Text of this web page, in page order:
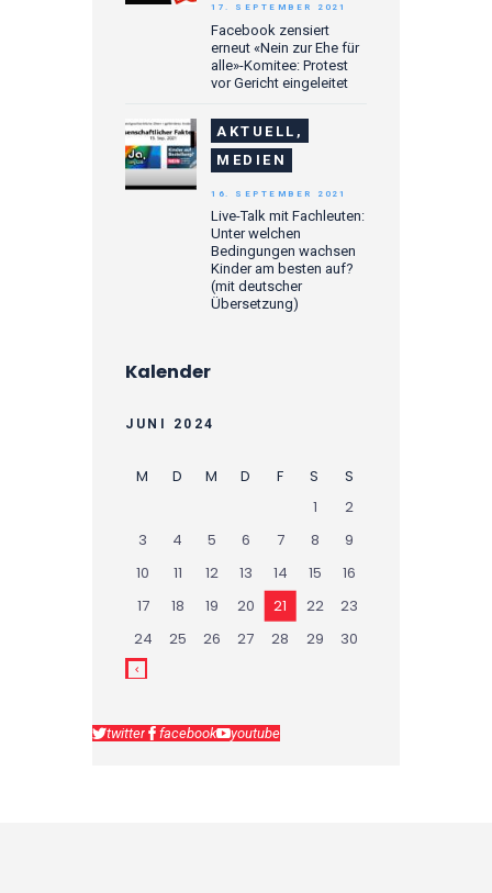
Facebook zensiert
erneut «Nein zur Ehe für
alle»-Komitee: Protest
vor Gericht eingeleitet
17. SEPTEMBER 2021
AKTUELL,
MEDIEN
Live-Talk mit Fachleuten:
Unter welchen
Bedingungen wachsen
Kinder am besten auf?
(mit deutscher
Übersetzung)
16. SEPTEMBER 2021
Kalender
JUNI 2024
M D M D F S
S
1
2
3
4 5 6 7 8
9
10
11 12 13 14 15
16
17
18 19 20 21 22
23
24
25 26 27 28 29 30
twitter facebook youtube